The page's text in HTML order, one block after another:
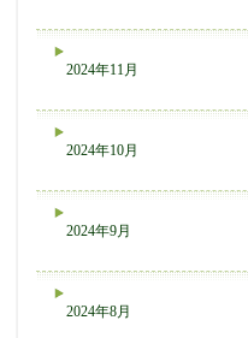
2024年11月
2024年10月
2024年9月
2024年8月